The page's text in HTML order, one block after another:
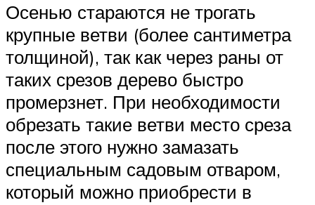
Осенью стараются не трогать
крупные ветви (более сантиметра
толщиной), так как через раны от
таких срезов дерево быстро
промерзнет. При необходимости
обрезать такие ветви место среза
после этого нужно замазать
специальным садовым отваром,
который можно приобрести в